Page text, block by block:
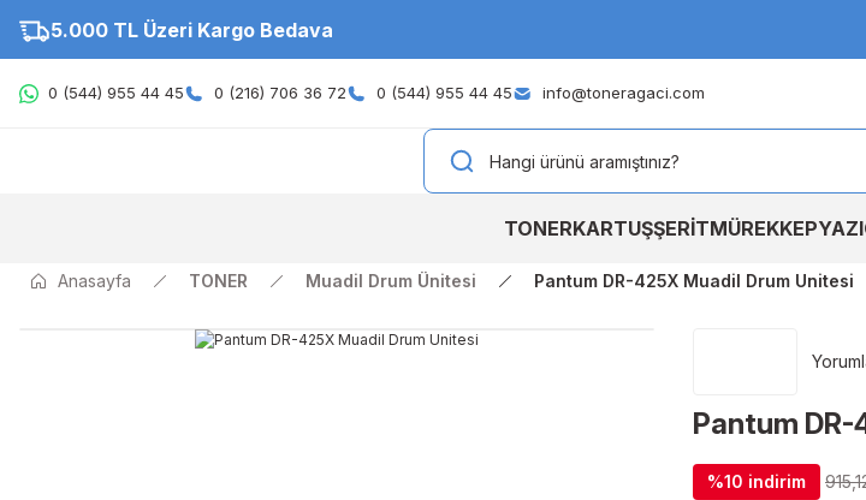
5.000 TL Üzeri Kargo Bedava
0 (544) 955 44 45 0 (216) 706 36 72 0 (544) 955 44 45 info@toneragaci.com
TONERKARTUŞŞERİTMÜREKKEP
Anasayfa TONER Muadil Drum Ünitesi Pantum DR-425X Muadil Drum Unitesi
Pantum
%10 indirim